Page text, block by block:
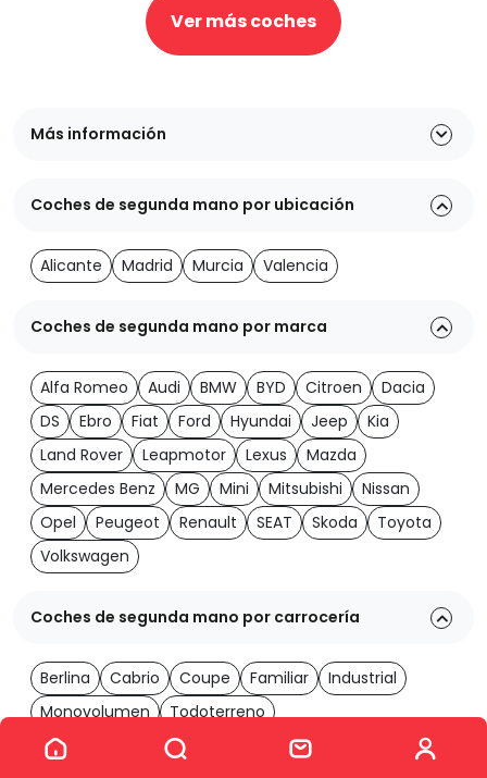
Ver los 2060 coches
Ver más coches
Más información
Coches de segunda mano por ubicación
Alicante Madrid Murcia Valencia
Coches de segunda mano por marca
Alfa Romeo Audi BMW BYD Citroen
Dacia
DS
Ebro Fiat Ford Hyundai Jeep
Kia
Land Rover
Leapmotor Lexus
Mazda
Mercedes Benz
MG Mini Mitsubishi
Nissan
Opel
Peugeot Renault SEAT Skoda
Toyota
Volkswagen
Coches de segunda mano por carrocería
Berlina Cabrio Coupe Familiar
Industrial
Monovolumen
Todoterreno